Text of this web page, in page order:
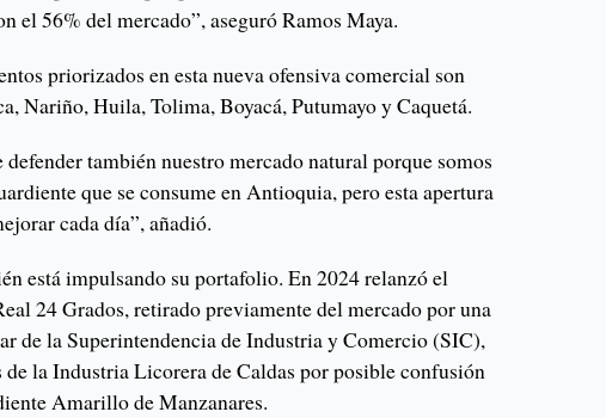
el 56% del mercado”, aseguró Ramos Maya.
priorizados en esta nueva ofensiva comercial son
Nariño, Huila, Tolima, Boyacá, Putumayo y Caquetá.
defender también nuestro mercado natural porque somos
que se consume en Antioquia, pero esta apertura
cada día”, añadió.
está impulsando su portafolio. En 2024 relanzó el
24 Grados, retirado previamente del mercado por una
de la Superintendencia de Industria y Comercio (SIC),
de la Industria Licorera de Caldas por posible confusión
Amarillo de Manzanares.